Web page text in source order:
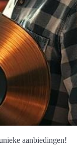
aanbiedingen!